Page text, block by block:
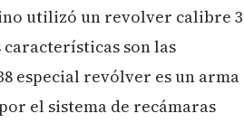
utilizó un revolver calibre
características son las
especial revólver es un arma
el sistema de recámaras